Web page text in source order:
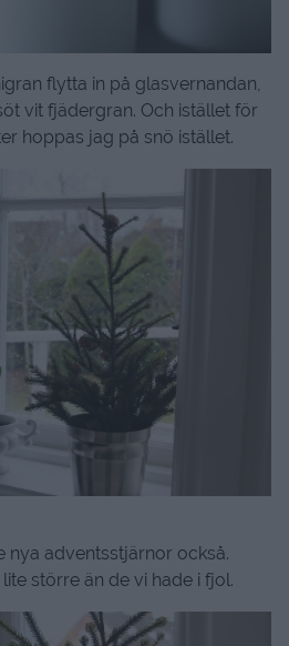
flytta in på glasvernandan,
vit fjädergran. Och istället för
hoppas jag på snö istället.
nya adventsstjärnor också.
större än de vi hade i fjol.